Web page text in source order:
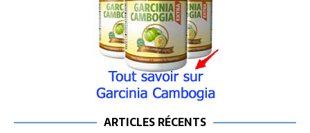
ARTICLES RÉCENTS